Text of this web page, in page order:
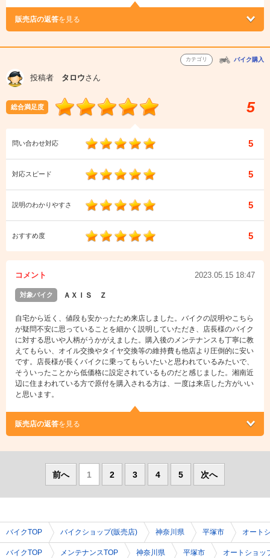
販売店の返答を見る
カテゴリ バイク購入
投稿者 タロウさん
総合満足度 5
問い合わせ対応 5
対応スピード 5
説明のわかりやすさ 5
おすすめ度 5
コメント 2023.05.15 18:47
対象バイク ＡＸＩＳ Ｚ
自宅から近く、値段も安かったため来店しました。バイクの説明やこちら
が疑問不安に思っていることを細かく説明していただき、店長様のバイク
に対する思いや人柄がうかがえました。購入後のメンテナンスも丁寧に教
えてもらい、オイル交換やタイヤ交換等の維持費も他店より圧倒的に安い
です。店長様が長くバイクに乗ってもらいたいと思われているみたいで、
そういったことから低価格に設定されているものだと感じました。湘南近
辺に住まわれている方で原付を購入される方は、一度は来店した方がいい
と思います。
販売店の返答を見る
前へ 1 2 3 4 5 次へ
バイクTOP バイクショップ(販売店) 神奈川県 平塚市 オート
バイクTOP メンテナンスTOP 神奈川県 平塚市 オートショ